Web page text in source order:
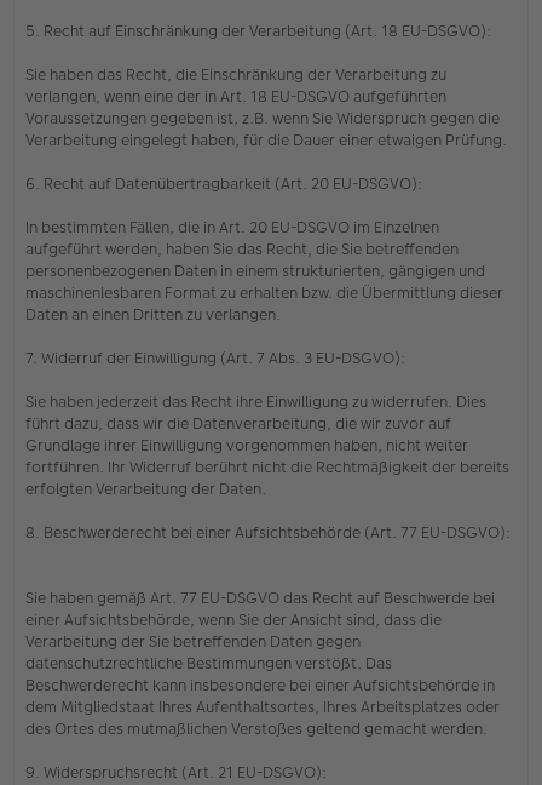
5. Recht auf Einschränkung der Verarbeitung (Art. 18 EU-DSGVO):
Sie haben das Recht, die Einschränkung der Verarbeitung zu
verlangen, wenn eine der in Art. 18 EU-DSGVO aufgeführten
Voraussetzungen gegeben ist, z.B. wenn Sie Widerspruch gegen die
Verarbeitung eingelegt haben, für die Dauer einer etwaigen Prüfung.
6. Recht auf Datenübertragbarkeit (Art. 20 EU-DSGVO):
In bestimmten Fällen, die in Art. 20 EU-DSGVO im Einzelnen
aufgeführt werden, haben Sie das Recht, die Sie betreffenden
personenbezogenen Daten in einem strukturierten, gängigen und
maschinenlesbaren Format zu erhalten bzw. die Übermittlung dieser
Daten an einen Dritten zu verlangen.
7. Widerruf der Einwilligung (Art. 7 Abs. 3 EU-DSGVO):
Sie haben jederzeit das Recht ihre Einwilligung zu widerrufen. Dies
führt dazu, dass wir die Datenverarbeitung, die wir zuvor auf
Grundlage ihrer Einwilligung vorgenommen haben, nicht weiter
fortführen. Ihr Widerruf berührt nicht die Rechtmäßigkeit der bereits
erfolgten Verarbeitung der Daten.
8. Beschwerderecht bei einer Aufsichtsbehörde (Art. 77 EU-DSGVO):
Sie haben gemäß Art. 77 EU-DSGVO das Recht auf Beschwerde bei
einer Aufsichtsbehörde, wenn Sie der Ansicht sind, dass die
Verarbeitung der Sie betreffenden Daten gegen
datenschutzrechtliche Bestimmungen verstößt. Das
Beschwerderecht kann insbesondere bei einer Aufsichtsbehörde in
dem Mitgliedstaat Ihres Aufenthaltsortes, Ihres Arbeitsplatzes oder
des Ortes des mutmaßlichen Verstoßes geltend gemacht werden.
9. Widerspruchsrecht (Art. 21 EU-DSGVO):